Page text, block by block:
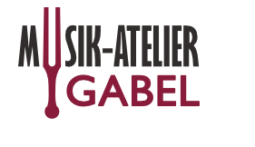
Hauptinhalt springen
Zur Suche springen
Zur Hauptnavigation springen